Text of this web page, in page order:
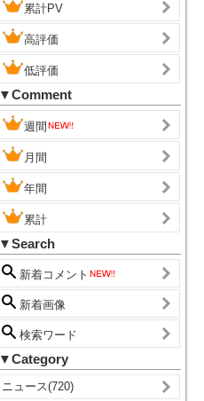
累計PV
高評価
低評価
▼Comment
週間
月間
年間
累計
▼Search
新着コメント
新着画像
検索ワード
▼Category
ニュース(720)